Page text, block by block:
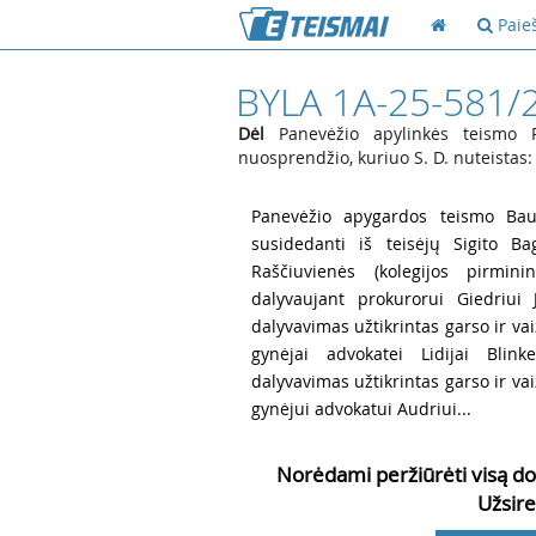
BYLA 1A-25-581/
Dėl Panevėžio apylinkės
nuosprendžio, kuriuo S. D. nuteistas:
Panevėžio apygardos teismo
susidedanti iš teisėjų Sigito
Raščiuvienės (kolegijos
dalyvaujant prokurorui Giedriui
dalyvavimas užtikrintas garso ir
gynėjai advokatei Lidijai
dalyvavimas užtikrintas garso ir
gynėjui advokatui Audriui...
Norėdami peržiūrėti visą